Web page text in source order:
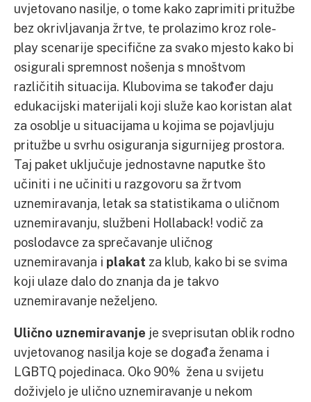
uvjetovano nasilje, o tome kako zaprimiti pritužbe
bez okrivljavanja žrtve, te prolazimo kroz role-
play scenarije specifične za svako mjesto kako bi
osigurali spremnost nošenja s mnoštvom
različitih situacija. Klubovima se također daju
edukacijski materijali koji služe kao koristan alat
za osoblje u situacijama u kojima se pojavljuju
pritužbe u svrhu osiguranja sigurnijeg prostora.
Taj paket uključuje jednostavne naputke što
učiniti i ne učiniti u razgovoru sa žrtvom
uznemiravanja, letak sa statistikama o uličnom
uznemiravanju, službeni Hollaback! vodič za
poslodavce za sprečavanje uličnog
uznemiravanja i plakat za klub, kako bi se svima
koji ulaze dalo do znanja da je takvo
uznemiravanje neželjeno.
Ulično uznemiravanje je sveprisutan oblik rodno
uvjetovanog nasilja koje se događa ženama i
LGBTQ pojedinaca. Oko 90% žena u svijetu
doživjelo je ulično uznemiravanje u nekom